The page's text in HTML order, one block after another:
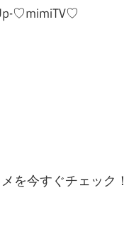
♡mimiTV♡
を今すぐチェック！